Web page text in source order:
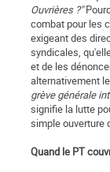
Ouvrières ?"
combat pour les
exigeant des
syndicales,
et de les
alternativement
grève générale
signifie la lutte
simple ouverture
Quand le PT